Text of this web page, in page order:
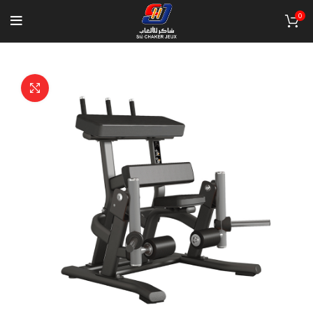
0